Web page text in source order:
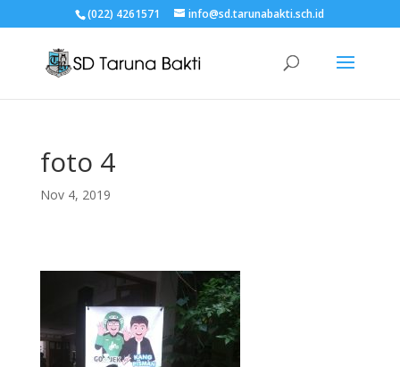
(022) 4261571 info@sd.tarunabakti.sch.id
foto 4
Nov 4, 2019